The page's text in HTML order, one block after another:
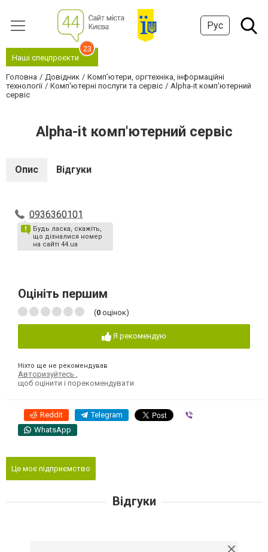
Рус
Наші спецпроєкти
23
Головна Довідник
Комп’ютери, оргтехніка, інформаційні
технології
Комп'ютерні послуги та сервіс
Alpha-it комп'ютерний
сервіс
Alpha-it комп'ютерний сервіс
Опис Відгуки
0936360101
Будь ласка, скажіть,
що дізналися номер
на сайті 44.ua
Оцініть першим
(0 оцінок)
Я рекомендую
Ніхто ще не рекомендував
Авторизуйтесь
щоб оцінити і порекомендувати
Reddit Telegram
WhatsApp
Це моє підприємство
Відгуки